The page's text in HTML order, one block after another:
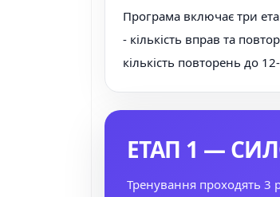
Програма включає три
- кількість вправ та
кількість повторень до
ЕТАП 1 —
Тренування проходять 3